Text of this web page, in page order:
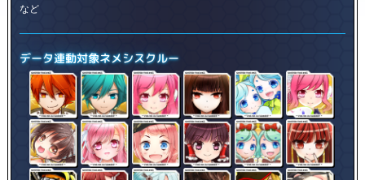
など
データ連動対象ネメシスクルー